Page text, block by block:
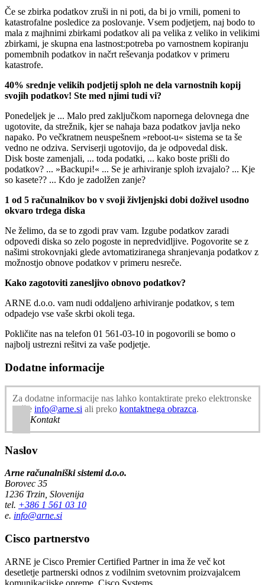
Če se zbirka podatkov zruši in ni poti, da bi jo vrnili, pomeni to
katastrofalne posledice za poslovanje. Vsem podjetjem, naj bodo to
mala z majhnimi zbirkami podatkov ali pa velika z veliko in velikimi
zbirkami, je skupna ena lastnost:potreba po varnostnem kopiranju
pomembnih podatkov in načrt reševanja podatkov v primeru
katastrofe.
40% srednje velikih podjetij sploh ne dela varnostnih kopij
svojih podatkov! Ste med njimi tudi vi?
Ponedeljek je ... Malo pred zaključkom napornega delovnega dne
ugotovite, da strežnik, kjer se nahaja baza podatkov javlja neko
napako. Po večkratnem neuspešnem »reboot-u« sistema se ta še
vedno ne odziva. Serviserji ugotovijo, da je odpovedal disk.
Disk boste zamenjali, ... toda podatki, ... kako boste prišli do
podatkov? ... »Backupi!« ... Se je arhiviranje sploh izvajalo? ... Kje
so kasete?? ... Kdo je zadolžen zanje?
1 od 5 računalnikov bo v svoji življenjski dobi doživel usodno
okvaro trdega diska
Ne želimo, da se to zgodi prav vam. Izgube podatkov zaradi
odpovedi diska so zelo pogoste in nepredvidljive. Pogovorite se z
našimi strokovnjaki glede avtomatiziranega shranjevanja podatkov z
možnostjo obnove podatkov v primeru nesreče.
Kako zagotoviti zanesljivo obnovo podatkov?
ARNE d.o.o. vam nudi oddaljeno arhiviranje podatkov, s tem
odpadejo vse vaše skrbi okoli tega.
Pokličite nas na telefon 01 561-03-10 in pogovorili se bomo o
najbolj ustrezni rešitvi za vaše podjetje.
Dodatne informacije
Za dodatne informacije nas lahko kontaktirate preko elektronske
pošte info@arne.si ali preko kontaktnega obrazca.
Kontakt
Naslov
Arne računalniški sistemi d.o.o.
Borovec 35
1236 Trzin, Slovenija
tel. +386 1 561 03 10
e. info@arne.si
Cisco partnerstvo
ARNE je Cisco Premier Certified Partner in ima že več kot
desetletje partnerski odnos z vodilnim svetovnim proizvajalcem
komunikacijske opreme, Cisco Systems.